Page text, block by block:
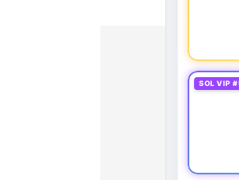
SOL VIP